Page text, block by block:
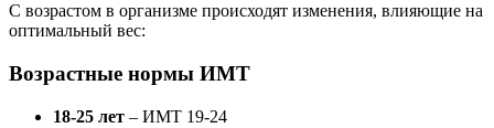
С возрастом в организме происходят изменения, влияющие на
оптимальный вес:
Возрастные нормы ИМТ
18-25 лет – ИМТ 19-24